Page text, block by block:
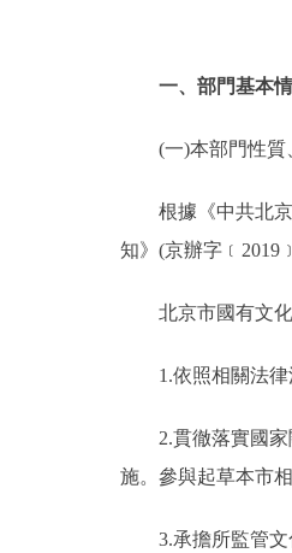
一、部門基本
(一)本部門性質
根據《中共北京
知》(京辦字
北京市國有文化
1.依照相關法律法
2.貫徹落實國家關
施。參與起草本市
3.承擔所監管文